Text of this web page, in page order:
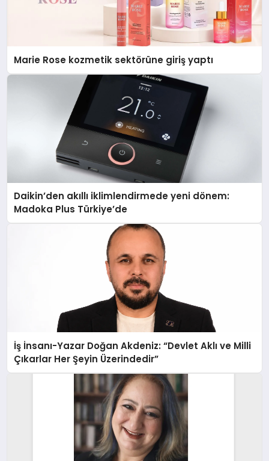
Marie Rose kozmetik sektörüne giriş yaptı
Daikin’den akıllı iklimlendirmede yeni dönem:
Madoka Plus Türkiye’de
İş İnsanı-Yazar Doğan Akdeniz: “Devlet Aklı ve Milli
Çıkarlar Her Şeyin Üzerindedir”